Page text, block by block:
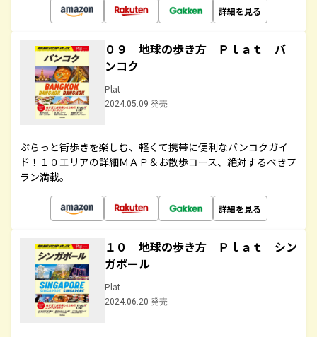
詳細を見る
０９ 地球の歩き方 Ｐｌａｔ バ
ンコク
Plat
2024.05.09 発売
ぷらっと街歩きを楽しむ、軽くて携帯に便利なバンコクガイ
ド！１０エリアの詳細ＭＡＰ＆お散歩コース、絶対するべきプ
ラン満載。
詳細を見る
１０ 地球の歩き方 Ｐｌａｔ シン
ガポール
Plat
2024.06.20 発売